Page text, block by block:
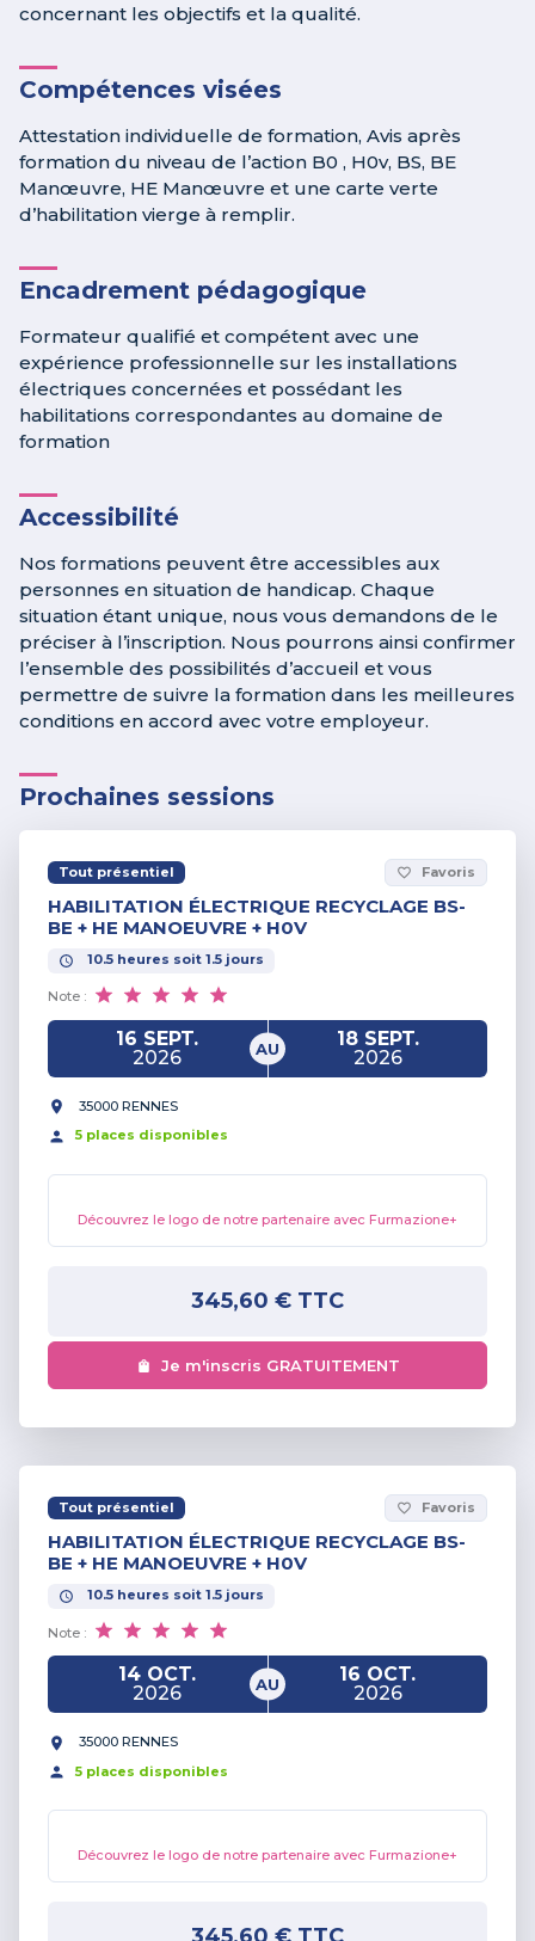
concernant les objectifs et la qualité.
Compétences visées
Attestation individuelle de formation, Avis après
formation du niveau de l’action B0 , H0v, BS, BE
Manœuvre, HE Manœuvre et une carte verte
d’habilitation vierge à remplir.
Encadrement pédagogique
Formateur qualifié et compétent avec une
expérience professionnelle sur les installations
électriques concernées et possédant les
habilitations correspondantes au domaine de
formation
Accessibilité
Nos formations peuvent être accessibles aux
personnes en situation de handicap. Chaque
situation étant unique, nous vous demandons de le
préciser à l’inscription. Nous pourrons ainsi confirmer
l’ensemble des possibilités d’accueil et vous
permettre de suivre la formation dans les meilleures
conditions en accord avec votre employeur.
Prochaines sessions
Tout présentiel favorite_border Favoris
HABILITATION ÉLECTRIQUE RECYCLAGE BS-
BE + HE MANOEUVRE + H0V
10.5 heures soit 1.5 jours
Note :
16 SEPT.
2026
AU
18 SEPT.
2026
35000 RENNES
5 places disponibles
Découvrez le logo de notre partenaire avec Furmazione+
345,60 € TTC
Je m'inscris GRATUITEMENT
Tout présentiel favorite_border Favoris
HABILITATION ÉLECTRIQUE RECYCLAGE BS-
BE + HE MANOEUVRE + H0V
10.5 heures soit 1.5 jours
Note :
14 OCT.
2026
AU
16 OCT.
2026
35000 RENNES
5 places disponibles
Découvrez le logo de notre partenaire avec Furmazione+